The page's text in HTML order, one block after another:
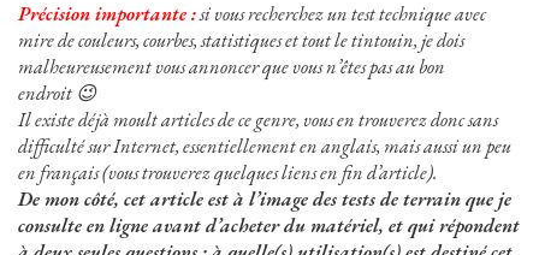
Précision importante :si vous recherchez un test technique avec
mire de couleurs, courbes, statistiques et tout le tintouin, je dois
malheureusement vous annoncer que vous n’êtes pas au bon
endroit 😉
Il existe déjà moult articles de ce genre, vous en trouverez donc sans
difficulté sur Internet, essentiellement en anglais, mais aussi un peu
en français(vous trouverez quelques liens en fin d’article).
De mon côté, cet article est à l’image des tests de terrain que je
consulte en ligne avant d’acheter du matériel, et qui répondent